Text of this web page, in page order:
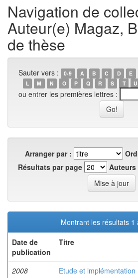
Navigation de
Auteur(e) Magaz,
de thèse
Sauter vers : 0-9 A B C D E
L
M N O P Q R S T U
ou entrer les premières lettres :
Arranger par :
Résultats par page
Auteurs
Montrant les résultats 1
Date de
publication
Titre
2008
Etude et implémentation